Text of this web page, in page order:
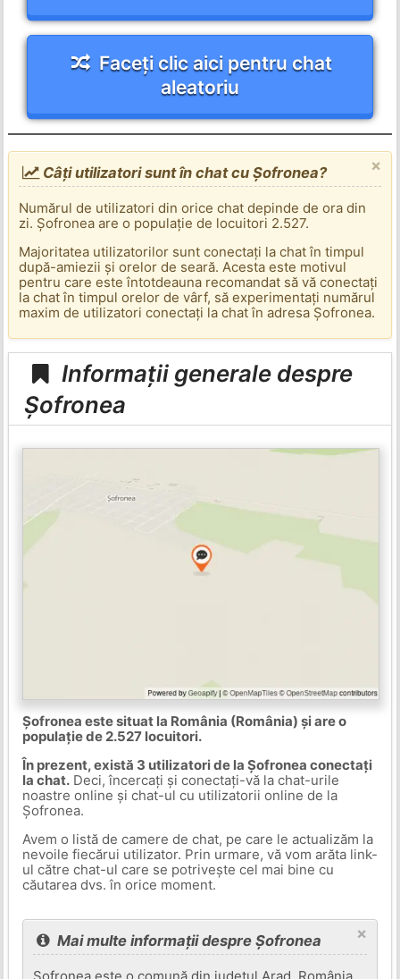
Faceți clic aici pentru chat
aleatoriu
×
Câți utilizatori sunt în chat cu Șofronea?
Numărul de utilizatori din orice chat depinde de ora din
zi. Șofronea are o populație de locuitori 2.527.
Majoritatea utilizatorilor sunt conectați la chat în timpul
după-amiezii și orelor de seară. Acesta este motivul
pentru care este întotdeauna recomandat să vă conectați
la chat în timpul orelor de vârf, să experimentați numărul
maxim de utilizatori conectați la chat în adresa Șofronea.
Informații generale despre
Șofronea
Șofronea este situat la România (România) și are o
populație de 2.527 locuitori.
În prezent, există 3 utilizatori de la Șofronea conectați
la chat.Deci, încercați și conectați-vă la chat-urile
noastre online și chat-ul cu utilizatorii online de la
Șofronea.
Avem o listă de camere de chat, pe care le actualizăm la
nevoile fiecărui utilizator. Prin urmare, vă vom arăta link-
ul către chat-ul care se potrivește cel mai bine cu
căutarea dvs. în orice moment.
×
Mai multe informații despre Șofronea